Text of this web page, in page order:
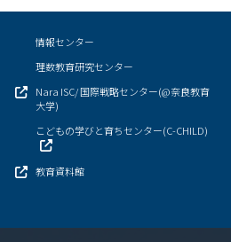
育ちセンター(C-CHILD)
口一覧
情報センター
理数教育研究センター
Nara ISC/ 国際戦略センター(@奈良教育
大学)
こどもの学びと育ちセンター(C-CHILD)
教育資料館